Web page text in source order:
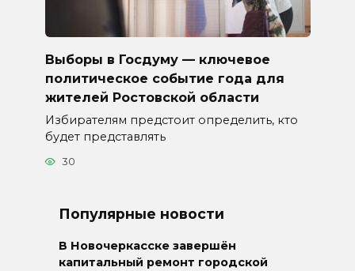
Выборы в Госдуму — ключевое
политическое событие года для
жителей Ростовской области
Избирателям предстоит определить, кто
будет представлять
30
Популярные новости
В Новочеркасске завершён
капитальный ремонт городской